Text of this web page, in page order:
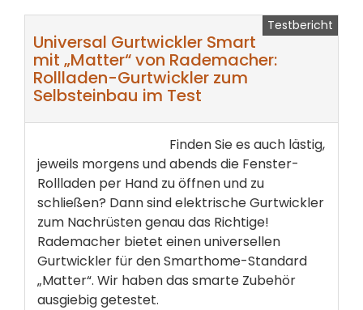
Testbericht
Universal Gurtwickler Smart
mit „Matter“ von Rademacher:
Rollladen-Gurtwickler zum
Selbsteinbau im Test
Finden Sie es auch lästig,
jeweils morgens und abends die Fenster-
Rollladen per Hand zu öffnen und zu
schließen? Dann sind elektrische Gurtwickler
zum Nachrüsten genau das Richtige!
Rademacher bietet einen universellen
Gurtwickler für den Smarthome-Standard
„Matter“. Wir haben das smarte Zubehör
ausgiebig getestet.